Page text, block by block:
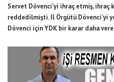
Servet Dövenci’yi ihraç etmiş, ihraç
reddedilmişti. İl Örgütü Dövenci’yi
Dövenci için YDK bir karar daha